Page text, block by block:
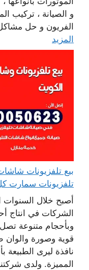
و الصيانة ، تركيب
الفريون و حل مشاكل
المزيد
تلفزيونات سمارت
أصبح خلال السنوات
الشركات في انتاج
قوية وصورة والوان
نافذة ليرى الطبيعة
المميزة. ولدى